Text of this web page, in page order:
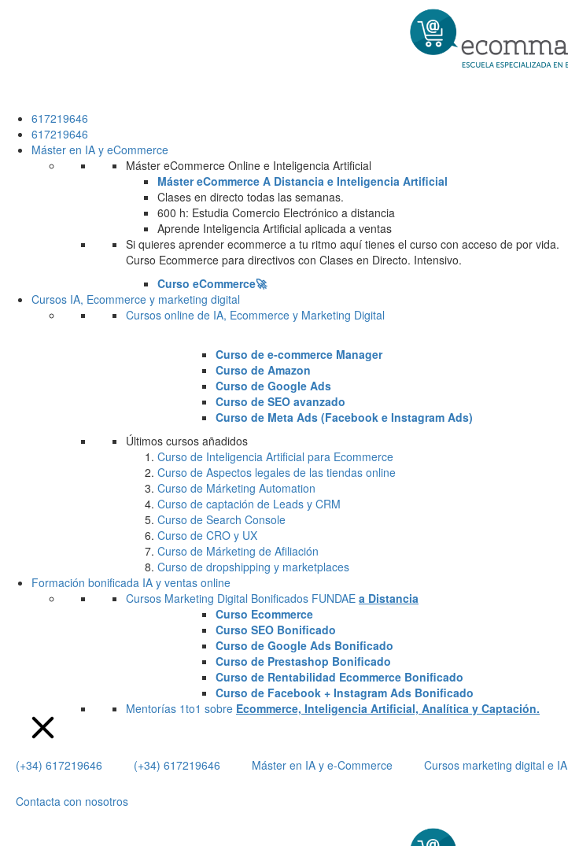
617219646
617219646
Máster en IA y eCommerce
Máster eCommerce Online e Inteligencia Artificial
Máster eCommerce A Distancia e Inteligencia Artificial
Clases en directo todas las semanas.
600 h: Estudia Comercio Electrónico a distancia
Aprende Inteligencia Artificial aplicada a ventas
Si quieres aprender ecommerce a tu ritmo aquí tienes el curso con acceso de por vida.
Curso Ecommerce para directivos con Clases en Directo. Intensivo.
Curso eCommerce🚀
Cursos IA, Ecommerce y marketing digital
Cursos online de IA, Ecommerce y Marketing Digital
Curso de e-commerce Manager
Curso de Amazon
Curso de Google Ads
Curso de SEO avanzado
Curso de Meta Ads (Facebook e Instagram Ads)
Últimos cursos añadidos
Curso de Inteligencia Artificial para Ecommerce
Curso de Aspectos legales de las tiendas online
Curso de Márketing Automation
Curso de captación de Leads y CRM
Curso de Search Console
Curso de CRO y UX
Curso de Márketing de Afiliación
Curso de dropshipping y marketplaces
Formación bonificada IA y ventas online
Cursos Marketing Digital Bonificados FUNDAE a Distancia
Curso Ecommerce
Curso SEO Bonificado
Curso de Google Ads Bonificado
Curso de Prestashop Bonificado
Curso de Rentabilidad Ecommerce Bonificado
Curso de Facebook + Instagram Ads Bonificado
Mentorías 1to1 sobre Ecommerce, Inteligencia Artificial, Analítica y Captación.
(+34) 617219646 (+34) 617219646 Máster en IA y e-Commerce Cursos marketing digital e IA
Contacta con nosotros